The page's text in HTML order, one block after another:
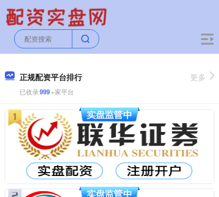
正规配资平台排行
已收录999+家平台
更多